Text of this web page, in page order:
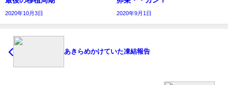
2020年10月3日 2020年9月1日
あきらめかけていた凍結報告